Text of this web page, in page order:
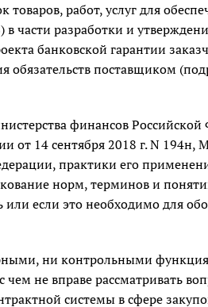
работ, услуг для
части разработки и
банковской гарантии
обязательств поставщиком
финансов
от 14 сентября 2018 г. N 194н,
практики его
норм, терминов и
или если это необходимо для
ни контрольными
не вправе рассматривать
системы в сфере